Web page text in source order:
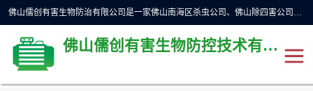
佛山儒创有害生物防治有限公司是一家佛山南海区杀虫公司、佛山除四害公司、佛山灭白蚁公司、佛山白蚁防治公司，让您远离虫害困扰。要问佛山白蚁防治哪家好？佛山儒创有害生物防治有限公司全佛山、广州，正规公司，上门勘查，可靠，售后有保障。
佛山儒创有害生物防控技术有限公司